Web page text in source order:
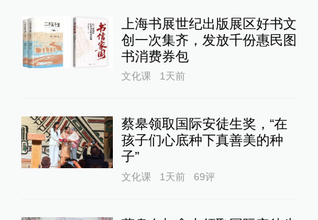
上海书展世纪出版展区好书文
创一次集齐，发放千份惠民图
书消费券包
文化课 1天前
蔡皋领取国际安徒生奖，“在
孩子们心底种下真善美的种
子”
文化课 1天前 69评